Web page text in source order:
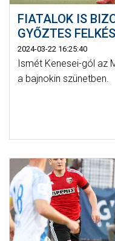
FIATALOK IS
GYŐZTES
2024-03-22 16:25:40
Ismét Kenesei-gól az
a bajnokin szünetben.